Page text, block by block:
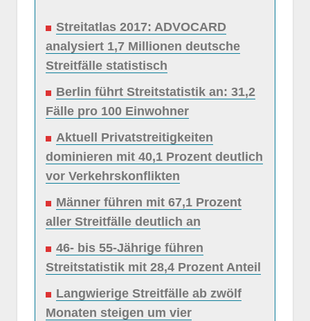
Streitatlas 2017: ADVOCARD
analysiert 1,7 Millionen deutsche
Streitfälle statistisch
Berlin führt Streitstatistik an: 31,2
Fälle pro 100 Einwohner
Aktuell Privatstreitigkeiten
dominieren mit 40,1 Prozent deutlich
vor Verkehrskonflikten
Männer führen mit 67,1 Prozent
aller Streitfälle deutlich an
46- bis 55-Jährige führen
Streitstatistik mit 28,4 Prozent Anteil
Langwierige Streitfälle ab zwölf
Monaten steigen um vier